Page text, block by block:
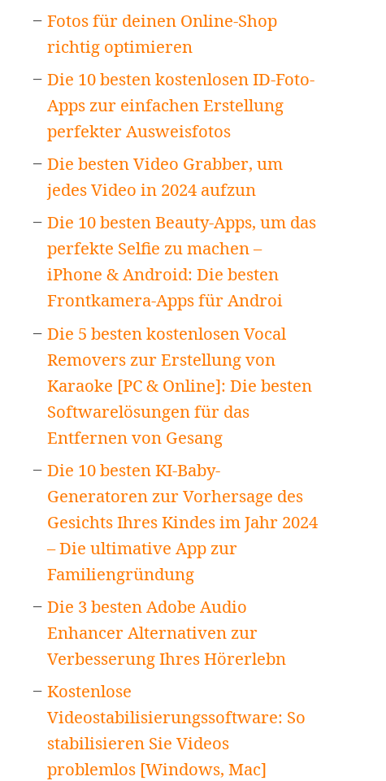
Fotos für deinen Online-Shop
richtig optimieren
Die 10 besten kostenlosen ID-Foto-
Apps zur einfachen Erstellung
perfekter Ausweisfotos
Die besten Video Grabber, um
jedes Video in 2024 aufzun
Die 10 besten Beauty-Apps, um das
perfekte Selfie zu machen –
iPhone & Android: Die besten
Frontkamera-Apps für Androi
Die 5 besten kostenlosen Vocal
Removers zur Erstellung von
Karaoke [PC & Online]: Die besten
Softwarelösungen für das
Entfernen von Gesang
Die 10 besten KI-Baby-
Generatoren zur Vorhersage des
Gesichts Ihres Kindes im Jahr 2024
– Die ultimative App zur
Familiengründung
Die 3 besten Adobe Audio
Enhancer Alternativen zur
Verbesserung Ihres Hörerlebn
Kostenlose
Videostabilisierungssoftware: So
stabilisieren Sie Videos
problemlos [Windows, Mac]